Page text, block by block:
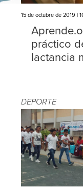
15 de octubre de 2019 |
práctico
lactancia
DEPORTE